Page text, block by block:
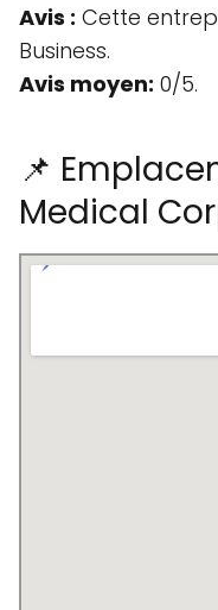
Avis : Cette
Business.
Avis moyen: 0/5.
📌
Medical